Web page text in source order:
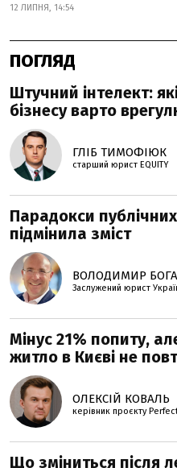
12 ЛИПНЯ, 14:54
ПОГЛЯД
Штучний інтелект:
бізнесу варто
ГЛІБ ТИМОФІЮК
старший юрист EQUITY
Парадокси
підмінила зміст
ВОЛОДИМИР
Заслужений юрист
Мінус 21% попиту,
житло в Києві не
ОЛЕКСІЙ КОВАЛЬ
керівник проєкту
Що зміниться після